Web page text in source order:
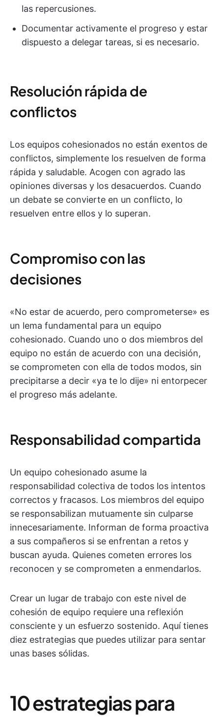
las repercusiones.
Documentar activamente el progreso y estar
dispuesto a delegar tareas, si es necesario.
Resolución rápida de
conflictos
Los equipos cohesionados no están exentos de
conflictos, simplemente los resuelven de forma
rápida y saludable. Acogen con agrado las
opiniones diversas y los desacuerdos. Cuando
un debate se convierte en un conflicto, lo
resuelven entre ellos y lo superan.
Compromiso con las
decisiones
«No estar de acuerdo, pero comprometerse» es
un lema fundamental para un equipo
cohesionado. Cuando uno o dos miembros del
equipo no están de acuerdo con una decisión,
se comprometen con ella de todos modos, sin
precipitarse a decir «ya te lo dije» ni entorpecer
el progreso más adelante.
Responsabilidad compartida
Un equipo cohesionado asume la
responsabilidad colectiva de todos los intentos
correctos y fracasos. Los miembros del equipo
se responsabilizan mutuamente sin culparse
innecesariamente. Informan de forma proactiva
a sus compañeros si se enfrentan a retos y
buscan ayuda. Quienes cometen errores los
reconocen y se comprometen a enmendarlos.
Crear un lugar de trabajo con este nivel de
cohesión de equipo requiere una reflexión
consciente y un esfuerzo sostenido. Aquí tienes
diez estrategias que puedes utilizar para sentar
unas bases sólidas.
10 estrategias para